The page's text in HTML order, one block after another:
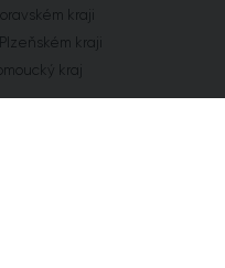
kraji
kraji
kraj